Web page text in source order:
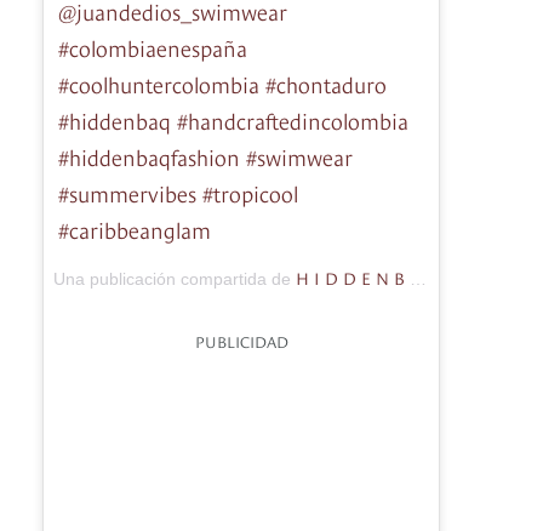
@juandedios_swimwear
#colombiaenespaña
#coolhuntercolombia #chontaduro
#hiddenbaq #handcraftedincolombia
#hiddenbaqfashion #swimwear
#summervibes #tropicool
#caribbeanglam
Una publicación compartida de H I D D E N B A Q
PUBLICIDAD